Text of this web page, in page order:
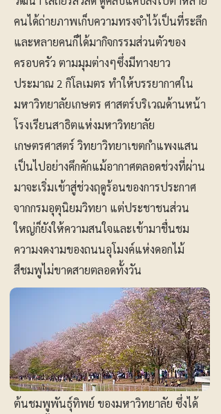
คนได้ถ่ายภาพเก็บความทรงจำไว้เป็นที่ระลึก
และหลายคนก็ได้มากิจกรรมส่วนตัวของ
ครอบครัว ตามมุมต่างๆซึ่งมีทางยาว
ประมาณ 2 กิโลเมตร ทำให้บรรยากาศใน
มหาวิทยาลัยเกษตร ศาสตร์บริเวณด้านหน้า
โรงเรียนสาธิตแห่งมหาวิทยาลัย
เกษตรศาสตร์ วิทยาวิทยาเขตกำแพงแสน
เป็นไปอย่างคึกคักแม้อากาศตลอดช่วงที่ผ่าน
มาจะเริ่มเข้าสู่ช่วงฤดูร้อนของการประกาศ
จากกรมอุตุนิยมวิทยา แต่ประชาชนส่วน
ใหญ่ก็ยังให้ความสนใจและเข้ามาชื่นชม
ความงดงามของถนนอุโมงค์แห่งดอกไม้
สีชมพูไม่ขาดสายตลอดทั้งวัน
ต้นชมพูพันธุ์ทิพย์ ของมหาวิทยาลัย ซึ่งได้